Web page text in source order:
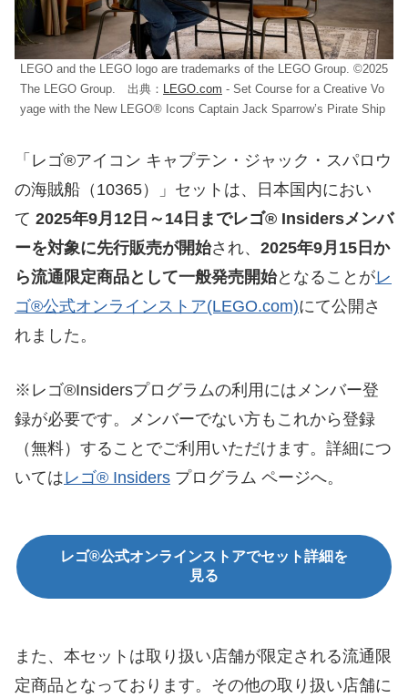
LEGO and the LEGO logo are trademarks of the LEGO Group. ©2025
The LEGO Group. 出典：
LEGO.com - Set Course for a Creative Vo
yage with the New LEGO® Icons Captain Jack Sparrow’s Pirate Ship
「レゴ®アイコン キャプテン・ジャック・スパロウ
の海賊船（10365）」セットは、日本国内におい
て 2025年9月12日～14日までレゴ® Insidersメンバ
ーを対象に先行販売が開始され、 2025年9月15日か
ら流通限定商品として一般発売開始となることがレ
ゴ®公式オンラインストア(LEGO.com)にて公開さ
れました。
※レゴ®Insidersプログラムの利用にはメンバー登
録が必要です。メンバーでない方もこれから登録
（無料）することでご利用いただけます。詳細につ
いてはレゴ® Insiders プログラム ページへ。
レゴ®公式オンラインストアでセット詳細を
見る
また、本セットは取り扱い店舗が限定される流通限
定商品となっております。その他の取り扱い店舗に